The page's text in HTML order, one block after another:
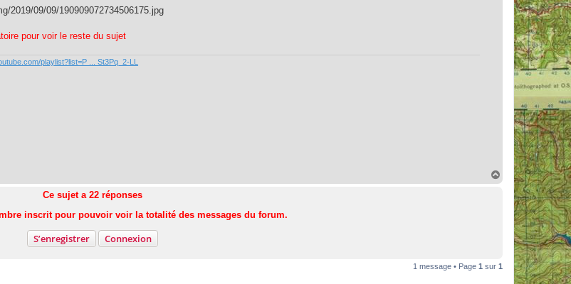
2019/09/09/190909072734506175.jpg
pour voir le reste du sujet
playlist?list=P ... St3Pq_2-LL
Ce sujet a 22 réponses
inscrit pour pouvoir voir la totalité des messages du forum.
S’enregistrer Connexion
1 message • Page 1 sur 1